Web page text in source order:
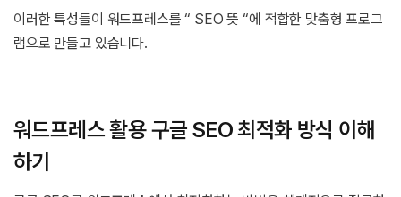
이러한 특성들이 워드프레스를 “ SEO 뜻 “에 적합한 맞춤형 프로그
램으로 만들고 있습니다.
워드프레스 활용 구글 SEO 최적화 방식 이해
하기